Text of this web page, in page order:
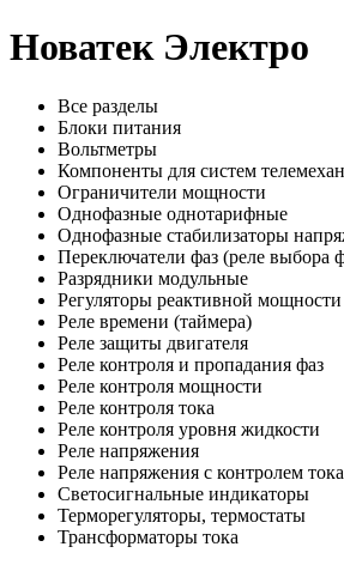
Новатек Электро
Все разделы
Блоки питания
Вольтметры
Компоненты для систем
Ограничители мощности
Однофазные однотарифные
Однофазные стабилизаторы
Переключатели фаз (реле выбора
Разрядники модульные
Регуляторы реактивной мощности
Реле времени (таймера)
Реле защиты двигателя
Реле контроля и пропадания фаз
Реле контроля мощности
Реле контроля тока
Реле контроля уровня жидкости
Реле напряжения
Реле напряжения с контролем тока
Светосигнальные индикаторы
Терморегуляторы, термостаты
Трансформаторы тока